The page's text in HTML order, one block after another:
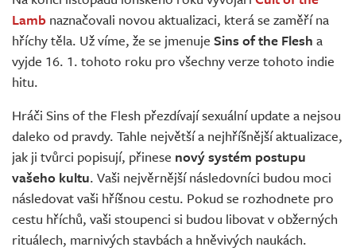
Živě
Lamb naznačovali novou aktualizaci, která se zaměří na
hříchy těla. Už víme, že se jmenuje Sins of the Flesh a
vyjde 16. 1. tohoto roku pro všechny verze tohoto indie
hitu.
Hráči Sins of the Flesh přezdívají sexuální update a nejsou
daleko od pravdy. Tahle největší a nejhříšnější aktualizace,
jak ji tvůrci popisují, přinese nový systém postupu
vašeho kultu. Vaši nejvěrnější následovníci budou moci
následovat vaši hříšnou cestu. Pokud se rozhodnete pro
cestu hříchů, vaši stoupenci si budou libovat v obžerných
rituálech, marnivých stavbách a hněvivých naukách.